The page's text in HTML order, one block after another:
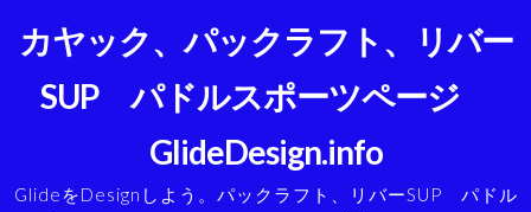
ス
カヤック、パックラフト、リバー
SUP パドルスポーツページ
GlideDesign.info
GlideをDesignしよう。パックラフト、リバーSUP パドル